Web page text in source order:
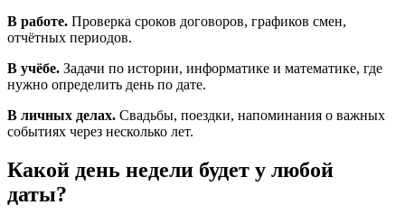
В работе. Проверка сроков договоров, графиков смен,
отчётных периодов.
В учёбе. Задачи по истории, информатике и математике, где
нужно определить день по дате.
В личных делах. Свадьбы, поездки, напоминания о важных
событиях через несколько лет.
Какой день недели будет у любой
даты?